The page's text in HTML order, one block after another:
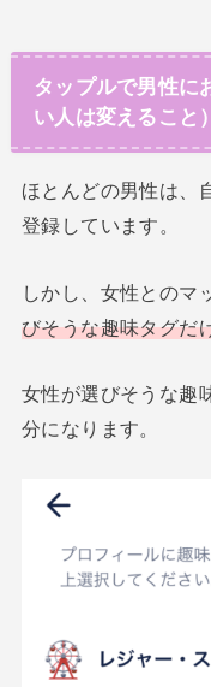
タップルで男性に
い人は変えること）
ほとんどの男性は、
登録しています。
しかし、女性とのマ
びそうな趣味タグだ
女性が選びそうな趣
分になります。